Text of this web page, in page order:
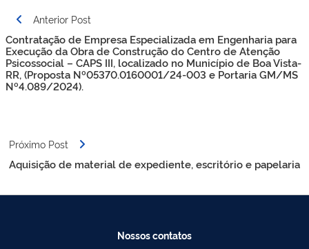
Navegação
de
Post
Anterior Post
Contratação de Empresa Especializada em Engenharia para
Execução da Obra de Construção do Centro de Atenção
Psicossocial – CAPS III, localizado no Município de Boa Vista-
RR, (Proposta Nº05370.0160001/24-003 e Portaria GM/MS
Nº4.089/2024).
Próximo Post
Aquisição de material de expediente, escritório e papelaria
Nossos contatos